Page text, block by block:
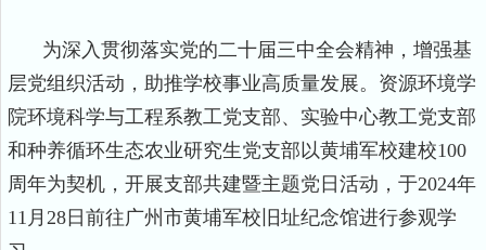
为深入贯彻落实党的二十届三中全会精神，增强基
层党组织活动，助推学校事业高质量发展。资源环境学
院环境科学与工程系教工党支部、实验中心教工党支部
和种养循环生态农业研究生党支部以黄埔军校建校100
周年为契机，开展支部共建暨主题党日活动，于2024年
11 月 28 日前往广州市黄埔军校旧址纪念馆进行参观学